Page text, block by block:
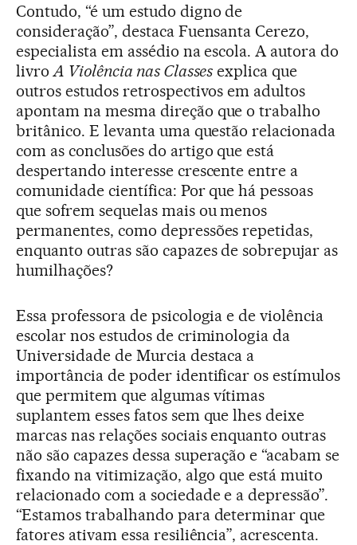
Contudo, “é um estudo digno de
consideração”, destaca Fuensanta Cerezo,
especialista em assédio na escola. A autora do
livro A Violência nas Classes explica que
outros estudos retrospectivos em adultos
apontam na mesma direção que o trabalho
britânico. E levanta uma questão relacionada
com as conclusões do artigo que está
despertando interesse crescente entre a
comunidade científica: Por que há pessoas
que sofrem sequelas mais ou menos
permanentes, como depressões repetidas,
enquanto outras são capazes de sobrepujar as
humilhações?
Essa professora de psicologia e de violência
escolar nos estudos de criminologia da
Universidade de Murcia destaca a
importância de poder identificar os estímulos
que permitem que algumas vítimas
suplantem esses fatos sem que lhes deixe
marcas nas relações sociais enquanto outras
não são capazes dessa superação e “acabam se
fixando na vitimização, algo que está muito
relacionado com a sociedade e a depressão”.
“Estamos trabalhando para determinar que
fatores ativam essa resiliência”, acrescenta.